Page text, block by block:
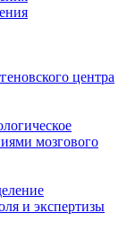
центра
мозгового
и экспертизы